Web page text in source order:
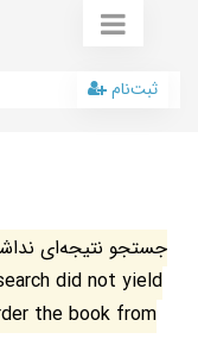
ثبت‌نام
جستجو نتیجه‌ای
the book from